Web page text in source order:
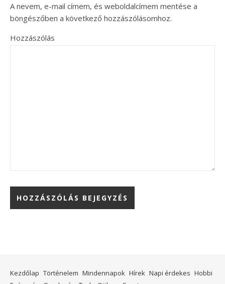
A nevem, e-mail címem, és weboldalcímem mentése a
böngészőben a következő hozzászólásomhoz.
Hozzászólás
Kezdőlap Történelem Mindennapok Hírek Napi érdekes Hobbi